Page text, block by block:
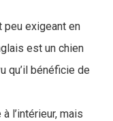
peu exigeant en
est un chien
qu’il bénéficie de
l’intérieur, mais